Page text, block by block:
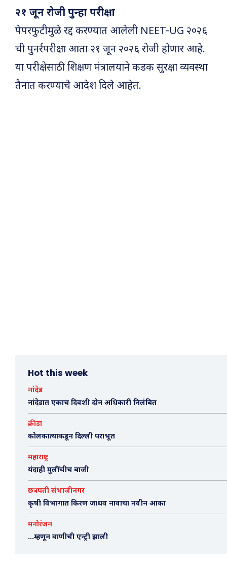
२१ जून रोजी पुन्हा परीक्षा
पेपरफुटीमुळे रद्द करण्यात आलेली NEET-UG २०२६
ची पुनर्रपरीक्षा आता २१ जून २०२६ रोजी होणार आहे.
या परीक्षेसाठी शिक्षण मंत्रालयाने कडक सुरक्षा व्यवस्था
तैनात करण्याचे आदेश दिले आहेत.
Hot this week
नांदेड
नांदेडात एकाच दिवशी दोन अधिकारी निलंबित
क्रीडा
कोलकात्याकडून दिल्ली पराभूत
महाराष्ट्र
यंदाही मुलींचीच बाजी
छत्रपती संभाजीनगर
कृषी विभागात किरण जाधव नावाचा नवीन आका
मनोरंजन
…म्हणून वाणीची एन्ट्री झाली